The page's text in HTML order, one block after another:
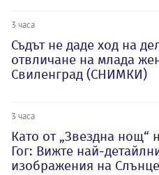
3 часа
Съдът не даде ход на
отвличане на млада
Свиленград (СНИМКИ)
3 часа
Като от „Звездна нощ“
Гог: Вижте най-
изображения на